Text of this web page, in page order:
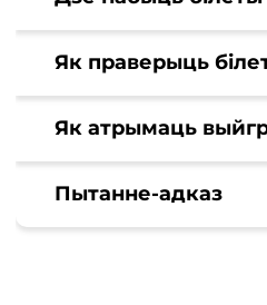
Як праверыць
Як атрымаць
Пытанне-адказ